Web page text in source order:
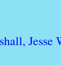
Jesse